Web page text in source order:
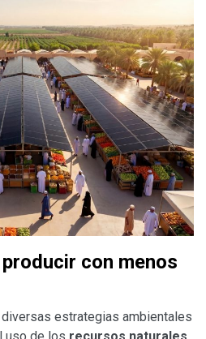
con menos
estrategias ambientales
uso de los recursos naturales